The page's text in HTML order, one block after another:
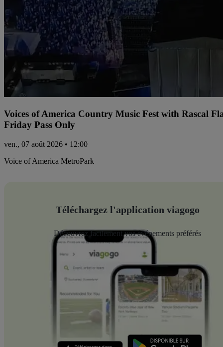
Voices of America Country Music Fest with Rascal
Friday Pass Only
ven., 07 août 2026 • 12:00
Voice of America MetroPark
Téléchargez l'application viagogo
Découvrez facilement vos événements préférés